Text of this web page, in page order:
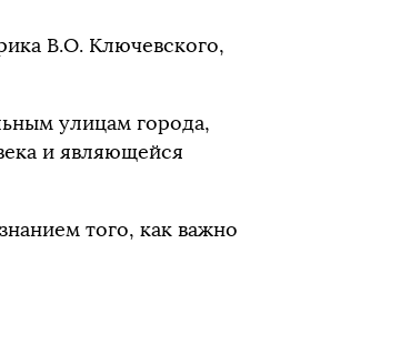
В.О. Ключевского,
улицам города,
и являющейся
того, как важно